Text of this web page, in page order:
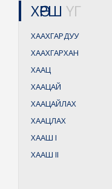
ХӨРШ ҮГ
ХААХГАРДУУ
ХААХГАРХАН
ХААЦ
ХААЦАЙ
ХААЦАЙЛАХ
ХААЦЛАХ
ХААШ I
ХААШ II